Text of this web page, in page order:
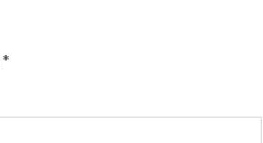
*